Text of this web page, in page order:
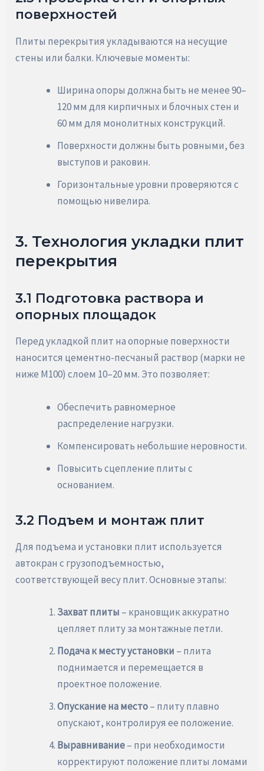
поверхностей
Плиты перекрытия укладываются на несущие
стены или балки. Ключевые моменты:
Ширина опоры должна быть не менее 90–
120 мм для кирпичных и блочных стен и
60 мм для монолитных конструкций.
Поверхности должны быть ровными, без
выступов и раковин.
Горизонтальные уровни проверяются с
помощью нивелира.
3. Технология укладки плит
перекрытия
3.1 Подготовка раствора и
опорных площадок
Перед укладкой плит на опорные поверхности
наносится цементно-песчаный раствор (марки не
ниже М100) слоем 10–20 мм. Это позволяет:
Обеспечить равномерное
распределение нагрузки.
Компенсировать небольшие неровности.
Повысить сцепление плиты с
основанием.
3.2 Подъем и монтаж плит
Для подъема и установки плит используется
автокран с грузоподъемностью,
соответствующей весу плит. Основные этапы:
Захват плиты – крановщик аккуратно
цепляет плиту за монтажные петли.
Подача к месту установки – плита
поднимается и перемещается в
проектное положение.
Опускание на место– плиту плавно
опускают, контролируя ее положение.
Выравнивание– при необходимости
корректируют положение плиты ломами